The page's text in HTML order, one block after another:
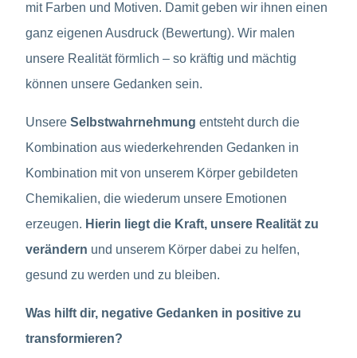
mit Farben und Motiven. Damit geben wir ihnen einen
ganz eigenen Ausdruck (Bewertung). Wir malen
unsere Realität förmlich – so kräftig und mächtig
können unsere Gedanken sein.
Unsere Selbstwahrnehmung entsteht durch die
Kombination aus wiederkehrenden Gedanken in
Kombination mit von unserem Körper gebildeten
Chemikalien, die wiederum unsere Emotionen
erzeugen. Hierin liegt die Kraft, unsere Realität zu
verändern und unserem Körper dabei zu helfen,
gesund zu werden und zu bleiben.
Was hilft dir, negative Gedanken in positive zu
transformieren?